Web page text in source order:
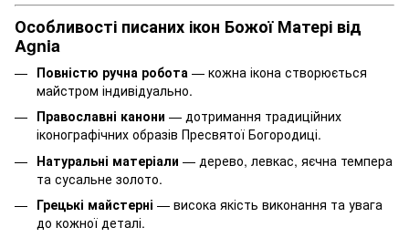
Особливості писаних ікон Божої Матері від
Agnia
Повністю ручна робота — кожна ікона створюється
майстром індивідуально.
Православні канони — дотримання традиційних
іконографічних образів Пресвятої Богородиці.
Натуральні матеріали — дерево, левкас, яєчна темпера
та сусальне золото.
Грецькі майстерні — висока якість виконання та увага
до кожної деталі.